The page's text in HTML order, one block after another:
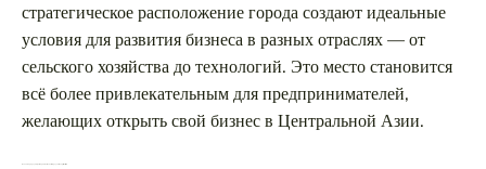
стратегическое расположение города создают идеальные
условия для развития бизнеса в разных отраслях — от
сельского хозяйства до технологий. Это место становится
всё более привлекательным для предпринимателей,
желающих открыть свой бизнес в Центральной Азии.